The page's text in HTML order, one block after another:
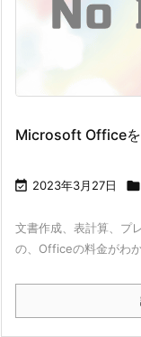
Microsoft Officeを
 2023年3月27日 
文書作成、表計算、プ
の、Officeの料金がわ